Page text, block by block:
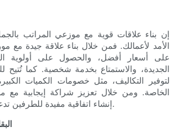
إن بناء علاقات قوية مع موزعي المراتب
الأمد لأعمالك. فمن خلال بناء علاقة جيدة مع
على أسعار أفضل، والحصول على أولوية
الجديدة، والاستمتاع بخدمة شخصية. كما تُتيح
لتوفير التكاليف، مثل خصومات الكميات
الخاصة. ومن خلال تعزيز شراكة إيجابية مع
إنشاء اتفاقية مفيدة للطرفين تدعم نمو أعمالك ونجاحها.